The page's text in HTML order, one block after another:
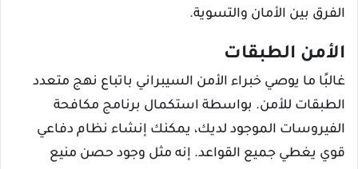
الفرق بين الأمان والتسوية.
الأمن الطبقات
غالبًا ما يوصي خبراء الأمن السيبراني باتباع نهج متعدد
الطبقات للأمن. بواسطة استكمال برنامج مكافحة
الفيروسات الموجود لديك، يمكنك إنشاء نظام دفاعي
قوي يغطي جميع القواعد. إنه مثل وجود حصن منيع